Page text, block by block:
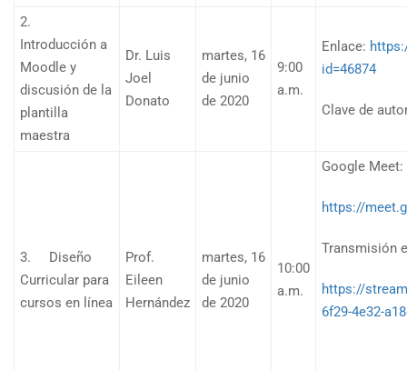
2.
Introducción a
Moodle y
discusión de la
plantilla
maestra
Dr. Luis
Joel
Donato
martes, 16
de junio
de 2020
9:00
a.m.
Enlace:
id=46874
Clave de
3. Diseño
Curricular para
cursos en línea
Prof.
Eileen
Hernández
martes, 16
de junio
de 2020
10:00
a.m.
Google Meet:
https://
Transmisión
https://
6f29-4e32-